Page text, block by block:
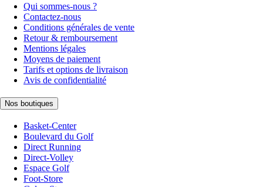
Qui sommes-nous ?
Contactez-nous
Conditions générales de vente
Retour & remboursement
Mentions légales
Moyens de paiement
Tarifs et options de livraison
Avis de confidentialité
Nos boutiques
Basket-Center
Boulevard du Golf
Direct Running
Direct-Volley
Espace Golf
Foot-Store